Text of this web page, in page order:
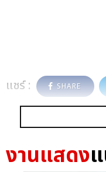
แชร์ : SHARE
งานแสดง